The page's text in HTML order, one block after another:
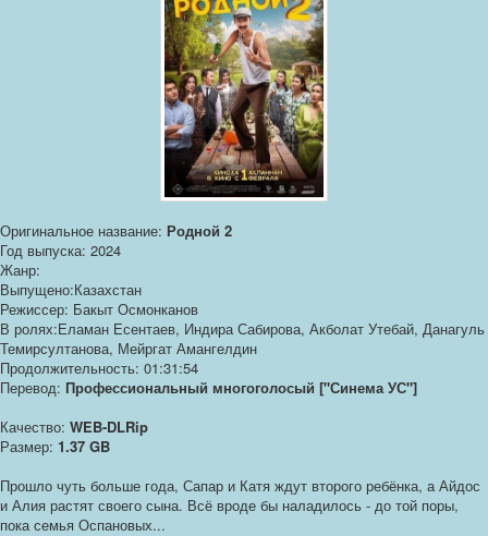
Оригинальное название: Родной 2
Год выпуска: 2024
Жанр:
Выпущено:Казахстан
Режиссер: Бакыт Осмонканов
В ролях:Еламан Есентаев, Индира Сабирова, Акболат Утебай, Данагуль
Темирсултанова, Мейргат Амангелдин
Продолжительность: 01:31:54
Перевод: Профессиональный многоголосый ["Синема УС"]
Качество: WEB-DLRip
Размер: 1.37 GB
Прошло чуть больше года, Сапар и Катя ждут второго ребёнка, а Айдос
и Алия растят своего сына. Всё вроде бы наладилось - до той поры,
пока семья Оспановых...